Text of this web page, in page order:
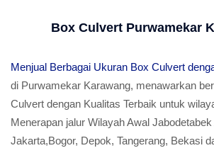
Box Culvert Purwamekar
Menjual Berbagai Ukuran Box Culvert
di Purwamekar Karawang, menawarkan
Culvert dengan Kualitas Terbaik untuk
Menerapan jalur Wilayah Awal
Jakarta,Bogor, Depok, Tangerang, Bekasi